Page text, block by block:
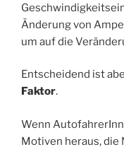
Änderung von
um auf die
Entscheidend ist
Faktor.
Wenn
Motiven heraus,